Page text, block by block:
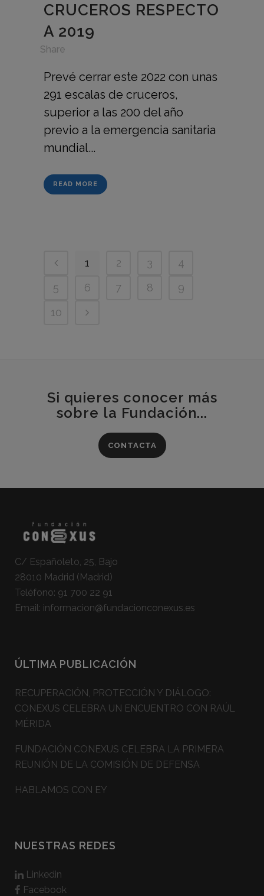
CRUCEROS RESPECTO
A 2019
Share
Prevé cerrar este 2022 con unas
291 escalas de cruceros,
superior a las 200 del año
previo a la emergencia sanitaria
mundial...
READ MORE
1 2 3
4
5
6 7 8
9
10
Si quieres conocer más
sobre la Fundación...
CONTACTA
C/ Españoleto, 25, Bajo
28010 Madrid (Madrid)
Teléfono: 91 700 22 91
Email: informacion@fundacionconexus.es
ÚLTIMA PUBLICACIÓN
RECUPERACIÓN, PROTECCIÓN Y DIÁLOGO:
CONEXUS CELEBRA UN ENCUENTRO CON RAÚL
MÉRIDA
FUNDACIÓN CONEXUS CELEBRA LA PRIMERA
REUNIÓN DE LA COMISIÓN DE DEFENSA
HABLAMOS CON EY
NUESTRAS REDES
Linkedin
Facebook